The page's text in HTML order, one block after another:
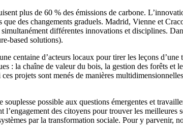
plus de 60 % des émissions de carbone.
des changements graduels. Madrid, Vienne et
différentes innovations et disciplines.
based solutions).
centaine d’acteurs locaux pour tirer les leçons
: la chaîne de valeur du bois, la gestion des forêts
projets sont menés de manières
possible aux questions émergentes et
l’engagement des citoyens pour trouver les
par la transformation sociale. Pour y parvenir,